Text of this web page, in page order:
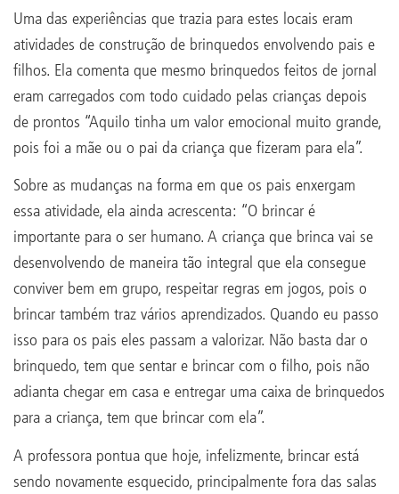
Uma das experiências que trazia para estes locais eram
atividades de construção de brinquedos envolvendo pais e
filhos. Ela comenta que mesmo brinquedos feitos de jornal
eram carregados com todo cuidado pelas crianças depois
de prontos “Aquilo tinha um valor emocional muito grande,
pois foi a mãe ou o pai da criança que fizeram para ela”.
Sobre as mudanças na forma em que os pais enxergam
essa atividade, ela ainda acrescenta: “O brincar é
importante para o ser humano. A criança que brinca vai se
desenvolvendo de maneira tão integral que ela consegue
conviver bem em grupo, respeitar regras em jogos, pois o
brincar também traz vários aprendizados. Quando eu passo
isso para os pais eles passam a valorizar. Não basta dar o
brinquedo, tem que sentar e brincar com o filho, pois não
adianta chegar em casa e entregar uma caixa de brinquedos
para a criança, tem que brincar com ela”.
A professora pontua que hoje, infelizmente, brincar está
sendo novamente esquecido, principalmente fora das salas